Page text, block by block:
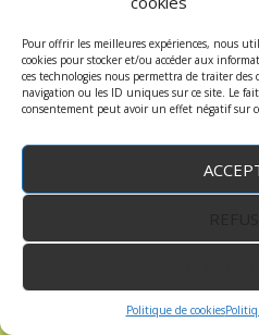
Pour offrir les meilleures expériences, nous
cookies pour stocker et/ou accéder aux
ces technologies nous permettra de traiter
navigation ou les ID uniques sur ce site. Le
consentement peut avoir un effet négatif sur
Politique de cookies
WordPressby:Robin
Copyright © 2023